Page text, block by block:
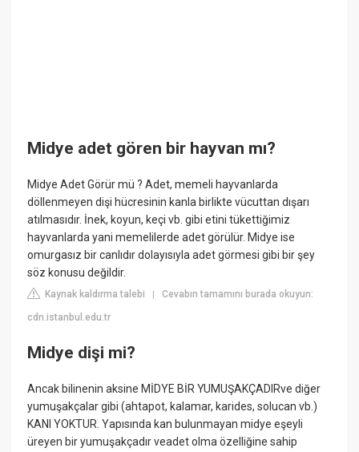
Midye adet gören bir hayvan mı?
Midye Adet Görür mü ? Adet, memeli hayvanlarda
döllenmeyen dişi hücresinin kanla birlikte vücuttan dışarı
atılmasıdır. İnek, koyun, keçi vb. gibi etini tükettiğimiz
hayvanlarda yani memelilerde adet görülür. Midye ise
omurgasız bir canlıdır dolayısıyla adet görmesi gibi bir şey
söz konusu değildir.
Kaynak kaldırma talebi |Cevabın tamamını burada okuyun:
cdn.istanbul.edu.tr
Midye dişi mi?
Ancak bilinenin aksine MİDYE BİR YUMUŞAKÇADIRve diğer
yumuşakçalar gibi (ahtapot, kalamar, karides, solucan vb.)
KANI YOKTUR. Yapısında kan bulunmayan midye eşeyli
üreyen bir yumuşakçadır veadet olma özelliğine sahip